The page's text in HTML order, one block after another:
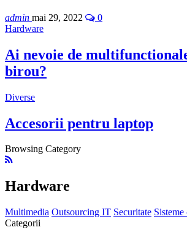
admin mai 29, 2022
0
Hardware
Ai nevoie de
birou?
Diverse
Accesorii pentru laptop
Browsing Category
Hardware
Multimedia Outsourcing IT Securitate Sisteme
Categorii